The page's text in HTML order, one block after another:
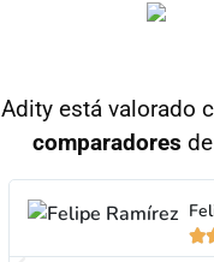
Adity está valorado
comparadores
